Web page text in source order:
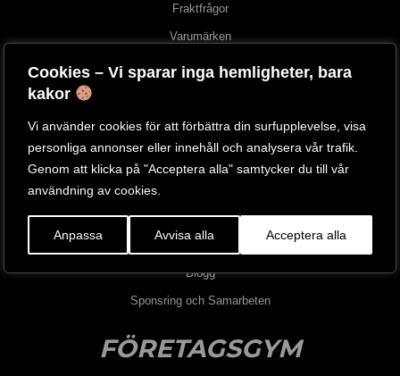
Cookies – Vi sparar inga hemligheter, bara
kakor
Vi använder cookies för att förbättra din surfupplevelse, visa
personliga annonser eller innehåll och analysera vår trafik.
Genom att klicka på "Acceptera alla" samtycker du till vår
användning av cookies.
Anpassa Avvisa alla Acceptera alla
Fraktfrågor
Varumärken
Hur beställer man?
Om oss
Kontakta oss
Blogg
Sponsring och Samarbeten
FÖRETAGSGYM